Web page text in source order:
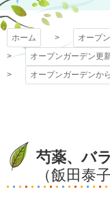
ホーム
オープ
オープンガーデン更
オープンガーデンか
芍薬、バ
（飯田泰